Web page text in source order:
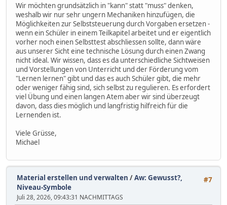
Wir möchten grundsätzlich in "kann" statt "muss" denken,
weshalb wir nur sehr ungern Mechaniken hinzufügen, die
Möglichkeiten zur Selbststeuerung durch Vorgaben ersetzen -
wenn ein Schüler in einem Teilkapitel arbeitet und er eigentlich
vorher noch einen Selbsttest abschliessen sollte, dann wäre
aus unserer Sicht eine technische Lösung durch einen Zwang
nicht ideal. Wir wissen, dass es da unterschiedliche Sichtweisen
und Vorstellungen von Unterricht und der Förderung vom
"Lernen lernen" gibt und das es auch Schüler gibt, die mehr
oder weniger fähig sind, sich selbst zu regulieren. Es erfordert
viel Übung und einen langen Atem aber wir sind überzeugt
davon, dass dies möglich und langfristig hilfreich für die
Lernenden ist.
Viele Grüsse,
Michael
#7
Material erstellen und verwalten /Aw: Gewusst?,
Niveau-Symbole
Juli 28, 2026, 09:43:31 NACHMITTAGS